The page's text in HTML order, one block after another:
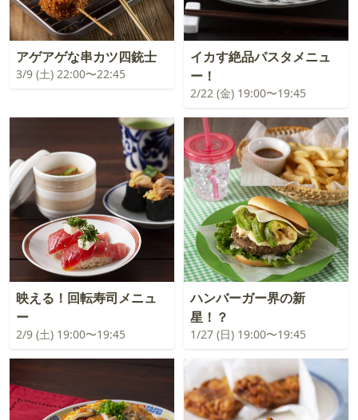
アゲアゲな串カツ四銃士
3/9 (土) 22:00〜22:45
イカす絶品パスタメニュ
ー！
2/22 (金) 19:00〜19:45
映える！回転寿司メニュ
ー
2/9 (土) 19:00〜19:45
ハンバーガー界の新
星！？
1/27 (日) 19:00〜19:45